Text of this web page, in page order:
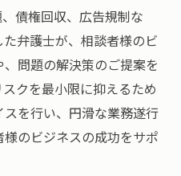
債権回収、広告規制な
弁護士が、相談者様のビ
問題の解決策のご提案を
クを最小限に抑えるため
を行い、円滑な業務遂行
のビジネスの成功をサポ